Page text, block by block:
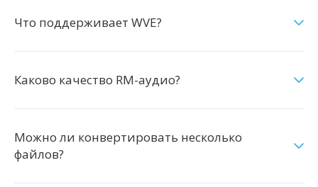
Что поддерживает WVE?
Каково качество RM-аудио?
Можно ли конвертировать несколько
файлов?